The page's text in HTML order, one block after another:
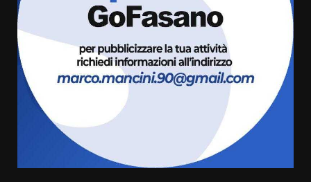
7 Agosto 2026 06:00
Fasanese ferito a colpi di arma
da fuoco
6 Agosto 2026 18:13
Serie D, l’Us Fasano non molla e
conferma di voler ricorrere per